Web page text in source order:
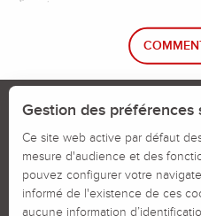
Le blog rando !
Calendrier
Signaler un
Politiques des Cookies
Gestion des préférences
Ce site web active par défaut
mesure d'audience et des
pouvez configurer votre
informé de l'existence de ces
aucune information